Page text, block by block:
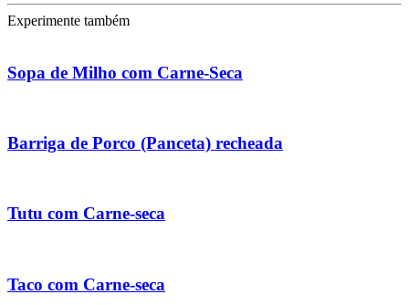
Experimente também
Sopa de Milho com Carne-Seca
Barriga de Porco (Panceta) recheada
Tutu com Carne-seca
Taco com Carne-seca